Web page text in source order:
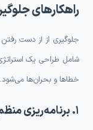
راهکارهای
جلوگیری از از دست رفتن
شامل طراحی یک استراتژی
خطاها و بحران‌ها می‌شود.